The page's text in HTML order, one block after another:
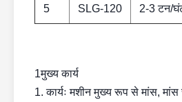
5 SLG-120 2-3 टन/
1मुख्य कार्य
1. कार्यः मशीन मुख्य रूप से मांस,